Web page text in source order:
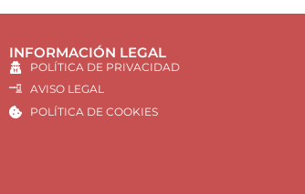
INFORMACIÓN LEGAL
POLÍTICA DE PRIVACIDAD
AVISO LEGAL
POLÍTICA DE COOKIES